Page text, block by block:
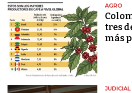
AGRO
tres
más
JUDICIAL